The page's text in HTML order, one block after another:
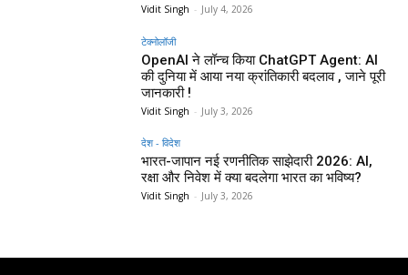
Vidit Singh - July 4, 2026
टेक्नोलॉजी
OpenAI ने लॉन्च किया ChatGPT Agent: AI
की दुनिया में आया नया क्रांतिकारी बदलाव , जाने पूरी
जानकारी !
Vidit Singh - July 3, 2026
देश - विदेश
भारत-जापान नई रणनीतिक साझेदारी 2026: AI,
रक्षा और निवेश में क्या बदलेगा भारत का भविष्य?
Vidit Singh - July 3, 2026